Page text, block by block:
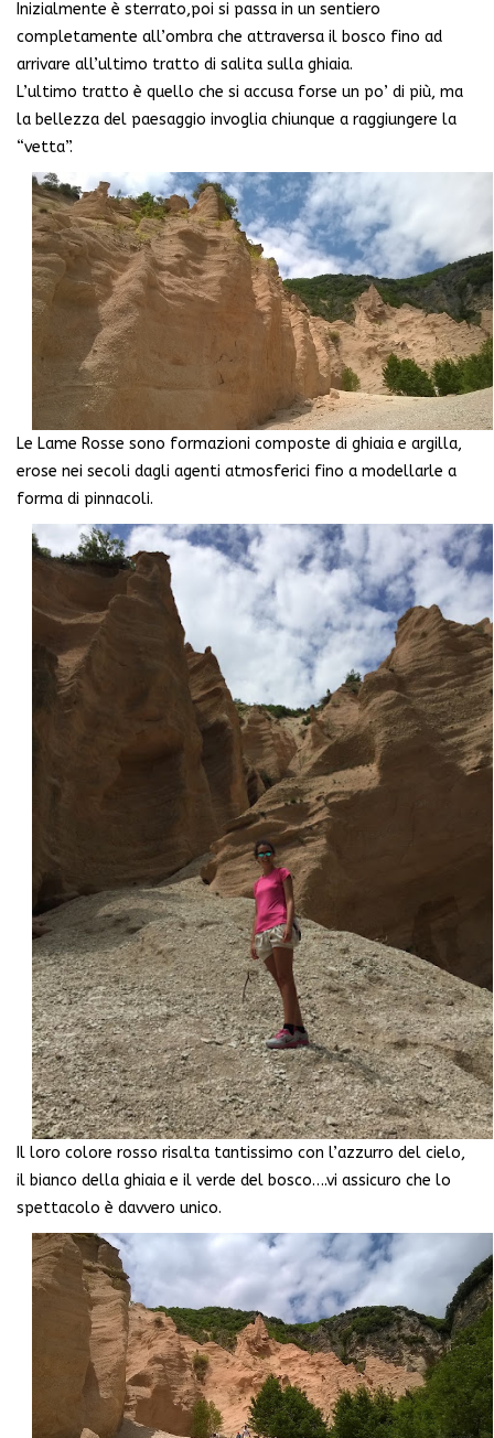
Inizialmente è sterrato,poi si passa in un sentiero
completamente all’ombra che attraversa il bosco fino ad
arrivare all’ultimo tratto di salita sulla ghiaia.
L’ultimo tratto è quello che si accusa forse un po’ di più, ma
la bellezza del paesaggio invoglia chiunque a raggiungere la
“vetta”.
Le Lame Rosse sono formazioni composte di ghiaia e argilla,
erose nei secoli dagli agenti atmosferici fino a modellarle a
forma di pinnacoli.
Il loro colore rosso risalta tantissimo con l’azzurro del cielo,
il bianco della ghiaia e il verde del bosco….vi assicuro che lo
spettacolo è davvero unico.